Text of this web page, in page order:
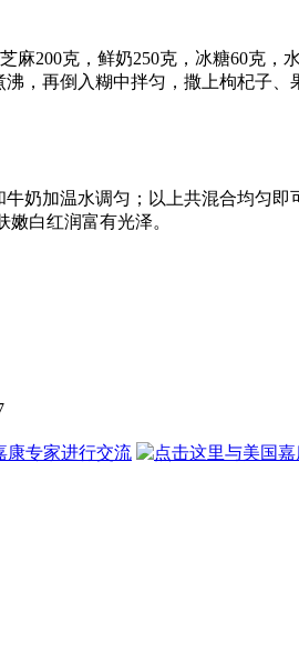
200克，鲜奶250克，冰糖60克，
再倒入糊中拌匀，撒上枸杞子、
加温水调匀；以上共混合均匀即
白红润富有光泽。